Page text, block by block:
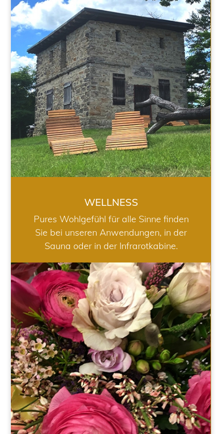
WELLNESS
WELLNESS
Pures Wohlgefühl für alle Sinne finden
Sie bei unseren Anwendungen, in der
Sauna oder in der Infrarotkabine.
HOCHZEIT